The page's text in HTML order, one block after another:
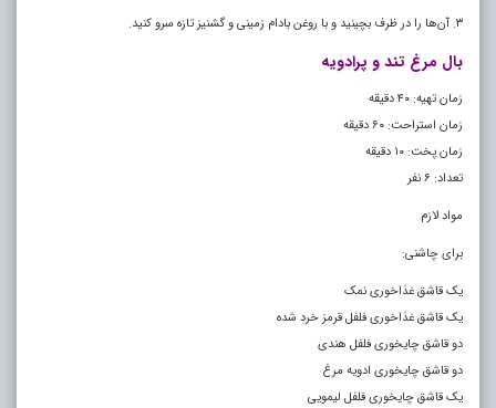
۳. آن‌ها را در ظرف بچینید و با روغن بادام زمینی و گشنیز تازه سرو کنید.
بال مرغ تند و پرادویه
زمان تهیه: ۴۰ دقیقه
زمان استراحت: ۶۰ دقیقه
زمان پخت: ۱۰ دقیقه
تعداد: ۶ نفر
مواد لازم
برای چاشنی:
یک قاشق غذاخوری نمک
یک قاشق غذاخوری فلفل قرمز خرد شده
دو قاشق چایخوری فلفل هندی
دو قاشق چایخوری ادویه مرغ
یک قاشق چایخوری فلفل لیمویی